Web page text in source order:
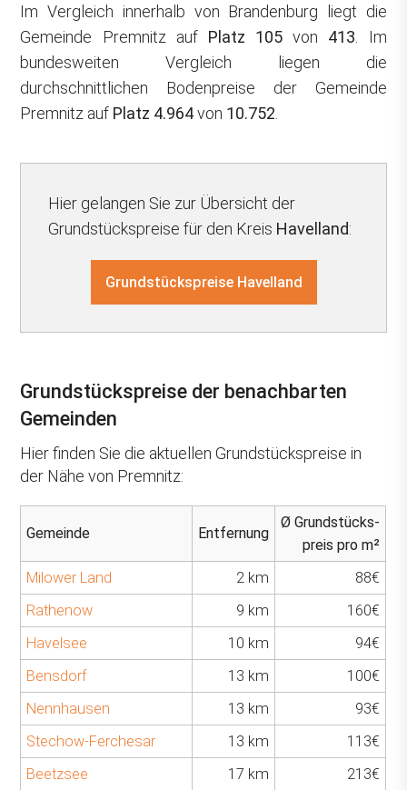
Im Vergleich innerhalb von Brandenburg liegt die
Gemeinde Premnitz auf Platz 105 von 413 . Im
bundesweiten Vergleich liegen die
durchschnittlichen Bodenpreise der Gemeinde
Premnitz auf Platz 4.964von 10.752
Hier gelangen Sie zur Übersicht der
Grundstückspreise für den Kreis Havelland:
Grundstückspreise Havelland
Grundstückspreise der benachbarten
Gemeinden
Hier finden Sie die aktuellen Grundstückspreise in
der Nähe von Premnitz:
Gemeinde Entfernung
Ø Grundstücks-
preis pro m²
Milower Land
2 km
88€
Rathenow
9 km
160€
Havelsee
10 km
94€
Bensdorf
13 km
100€
Nennhausen
13 km
93€
Stechow-Ferchesar
13 km
113€
Beetzsee
17 km 213€